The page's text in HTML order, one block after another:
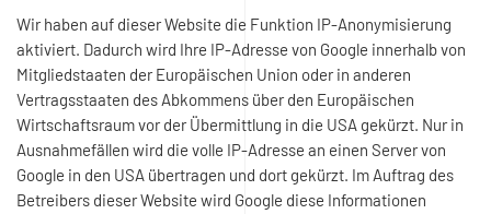
Wir haben auf dieser Website die Funktion IP-Anonymisierung
aktiviert. Dadurch wird Ihre IP-Adresse von Google innerhalb von
Mitgliedstaaten der Europäischen Union oder in anderen
Vertragsstaaten des Abkommens über den Europäischen
Wirtschaftsraum vor der Übermittlung in die USA gekürzt. Nur in
Ausnahmefällen wird die volle IP-Adresse an einen Server von
Google in den USA übertragen und dort gekürzt. Im Auftrag des
Betreibers dieser Website wird Google diese Informationen